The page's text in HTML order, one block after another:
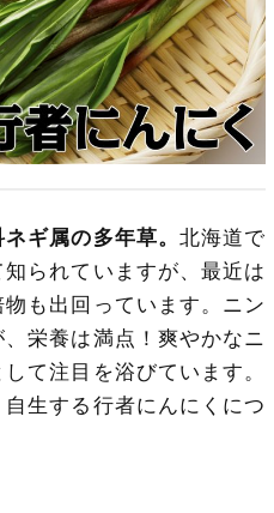
ギ属の多年草。 北海道で
られていますが、最近は
も出回っています。ニン
栄養は満点！爽やかなニ
て注目を浴びています。
生する行者にんにくにつ